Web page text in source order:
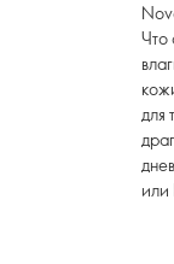
Что
для
или